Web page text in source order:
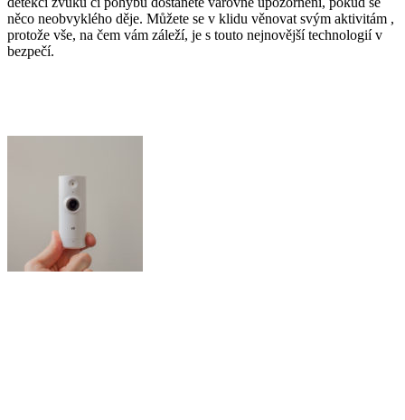
něco neobvyklého děje. Můžete se v klidu věnovat svým aktivitám ,
protože vše, na čem vám záleží, je s touto nejnovější technologií v
bezpečí.